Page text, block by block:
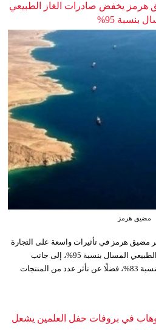
هرمز يخفض صادرات الغاز الطبيعي
بنسبة 95%
مضيق هرمز
هرمز في تأثيرات واسعة على التجارة
العالمية، مع تراجع صادرات الغاز الطبيعي المسال بنسبة 95%، إلى جانب
انخفاض صادرات أسمدة اليوريا بنسبة 83%، فضلًا عن تأثر عدد من المنتجات
في بروفات حفل العلمين يشعل